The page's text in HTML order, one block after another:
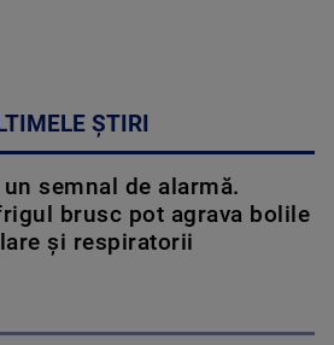
ȘTIRI
semnal de alarmă.
brusc pot agrava bolile
și respiratorii